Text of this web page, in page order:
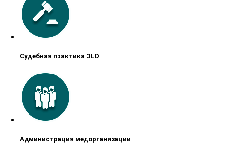
Судебная практика OLD
Администрация медорганизации